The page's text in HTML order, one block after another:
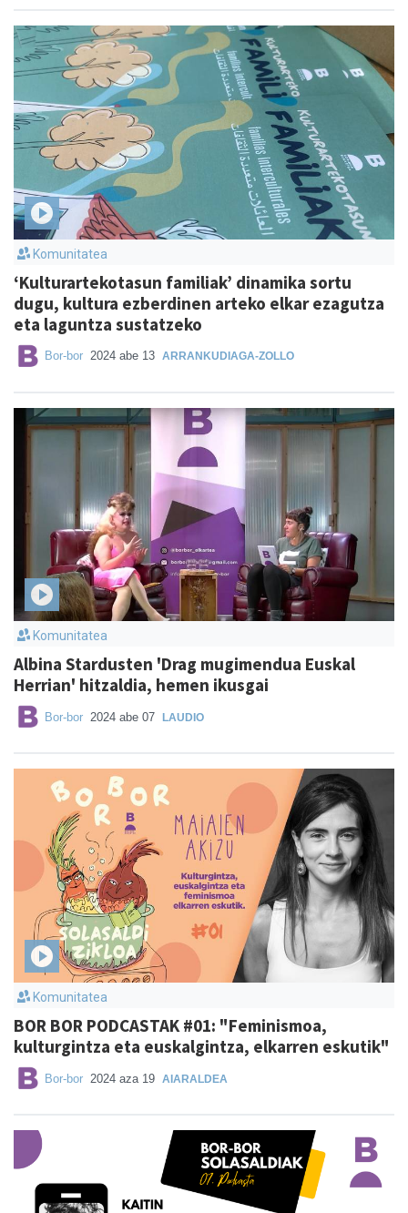
Komunitatea
‘Kulturartekotasun familiak’ dinamika sortu
dugu, kultura ezberdinen arteko elkar ezagutza
eta laguntza sustatzeko
Bor-bor 2024 abe 13 ARRANKUDIAGA-ZOLLO
Komunitatea
Albina Stardusten 'Drag mugimendua Euskal
Herrian' hitzaldia, hemen ikusgai
Bor-bor 2024 abe 07 LAUDIO
Komunitatea
BOR BOR PODCASTAK #01: "Feminismoa,
kulturgintza eta euskalgintza, elkarren eskutik"
Bor-bor 2024 aza 19 AIARALDEA